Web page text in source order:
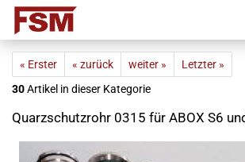
« Erster « zurück weiter »
Letzter »
30Artikel in dieser Kategorie
Quarzschutzrohr 0315 für ABOX S6